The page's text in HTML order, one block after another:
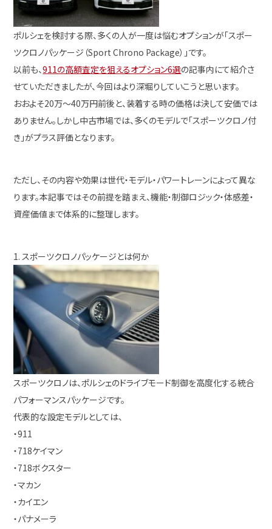
ポルシェを検討する際、多くの人が一度は悩むオプションが「スポー
ツクロノパッケージ（Sport Chrono Package）」です。
以前も、911の高額査定を狙えるオプション6選の記事内にて紹介さ
せていただきましたが、今回はより深堀りしていこうと思います。
おおよそ20万～40万円前後と、装着する時の価格は決して安価では
ありません。しかし中古市場では、多くのモデルで「スポーツクロノ付
き」がプラス評価となります。
ただし、その内容や効果は世代・モデル・パワートレーンによって異な
ります。本記事ではその前提を踏まえ、機能・制御ロジック・体感差・
資産価値まで体系的に整理します。
1. スポーツクロノパッケージとは何か
スポーツクロノは、ポルシェのドライブモード制御を高度化する統合
パフォーマンスパッケージです。
代表的な設定モデルとしては、
・911
・718ケイマン
・718ボクスター
・マカン
・カイエン
・パナメーラ